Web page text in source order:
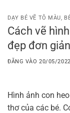
qua
nội
dung
DẠY BÉ VẼ TÔ MÀU,
Cách vẽ
đẹp đơn
ĐĂNG VÀO20/05/2022
Hình ảnh con
thơ của các bé.